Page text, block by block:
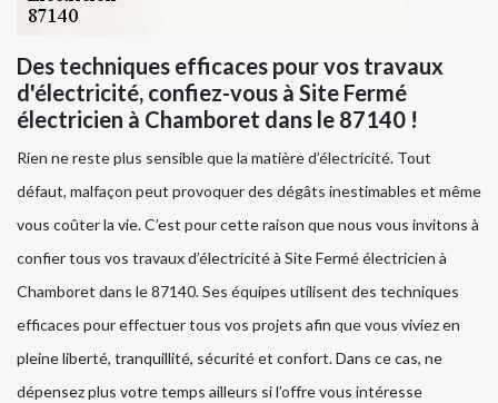
Des techniques efficaces pour vos travaux
d'électricité, confiez-vous à Site Fermé
électricien à Chamboret dans le 87140 !
Rien ne reste plus sensible que la matière d’électricité. Tout
défaut, malfaçon peut provoquer des dégâts inestimables et même
vous coûter la vie. C’est pour cette raison que nous vous invitons à
confier tous vos travaux d’électricité à Site Fermé électricien à
Chamboret dans le 87140. Ses équipes utilisent des techniques
efficaces pour effectuer tous vos projets afin que vous viviez en
pleine liberté, tranquillité, sécurité et confort. Dans ce cas, ne
dépensez plus votre temps ailleurs si l’offre vous intéresse